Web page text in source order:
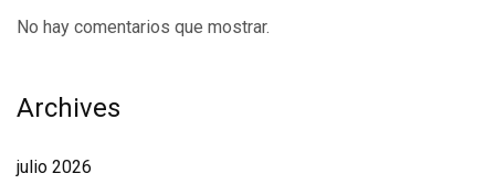
No hay comentarios que mostrar.
Archives
julio 2026